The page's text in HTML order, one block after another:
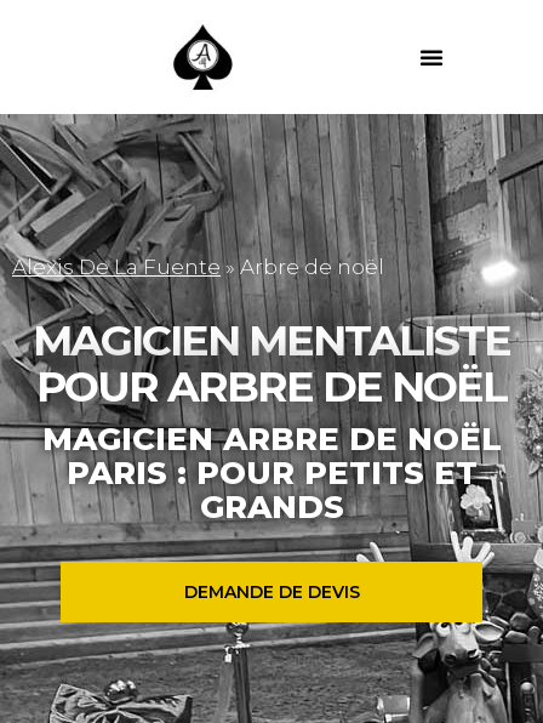
Alexis De La Fuente»Arbre de noël
MAGICIEN MENTALISTE
POUR ARBRE DE NOËL
MAGICIEN ARBRE DE NOËL
PARIS : POUR PETITS ET
GRANDS
DEMANDE DE DEVIS